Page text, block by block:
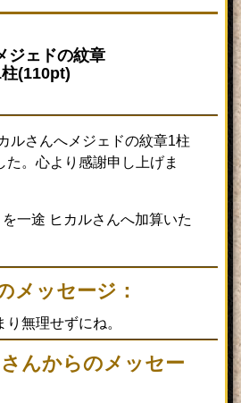
が、匿名様よりプレゼントさ
ました
紋章1柱が、匿名様よりプレゼ
トされました
松岡 京助さんにトートの紋
石川 ヨシキさんにバステト
蒼月 瑠衣さんにアペプの紋
1柱が、匿名様よりプレゼント
れました
高杉 怜太さんにホルスの紋
ジェドの紋章
(110pt)
ルさんへメジェドの紋章1柱
た。心より感謝申し上げま
一途 ヒカルさんへ加算いた
メッセージ：
無理せずにね。
んからのメッセー